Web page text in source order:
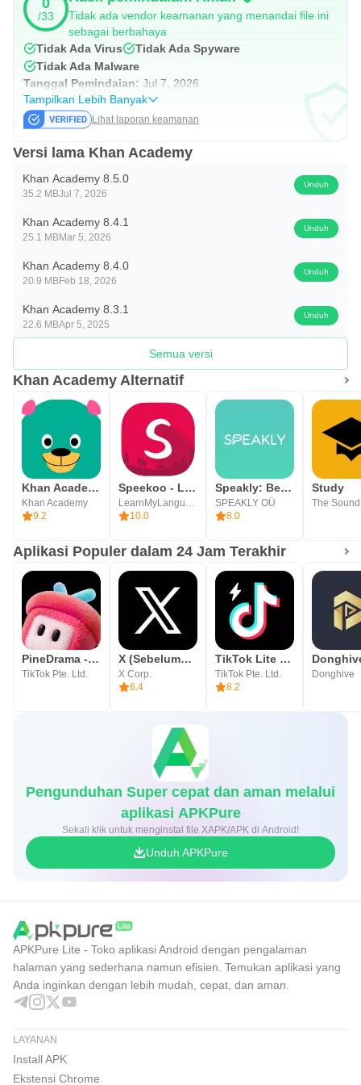
orang tua, sarana guru, dan sarana distrik dapat diakses
secara langsung di http://khanacademy.org.
Khan Academy adalah organisasi non-profit 501(c)(3)
dengan misi memberikan pendidikan kelas dunia secara
gratis kepada siapa pun, di mana pun.
0
/33
Tidak ada vendor keamanan yang menandai file ini
sebagai berbahaya
Tidak Ada Virus
Tidak Ada Spyware
Tidak Ada Malware
Tanggal Pemindaian: Jul 7, 2026
Tampilkan Lebih Banyak
Lihat laporan keamanan
Versi lama Khan Academy
Khan Academy 8.5.0
35.2 MBJul 7, 2026
Unduh
Khan Academy 8.4.1
25.1 MBMar 5, 2026
Unduh
Khan Academy 8.4.0
20.9 MBFeb 18, 2026
Unduh
Khan Academy 8.3.1
22.6 MBApr 5, 2025
Unduh
Semua versi
Khan Academy Alternatif
Khan Academy Kids
Khan Academy
9.2
Speekoo - Learn a language
10.0
Speakly: Belajar Bahasa Cepat
SPEAKLY OÜ
8.0
Study
Aplikasi Populer dalam 24 Jam Terakhir
PineDrama - Short Dramas
TikTok Pte. Ltd.
X (Sebelumnya Twitter)
X Corp.
6.4
TikTok Lite - Faster TikTok
TikTok Pte. Ltd.
8.2
Donghive
Pengunduhan Super cepat dan aman melalui
aplikasi APKPure
Sekali klik untuk menginstal file XAPK/APK di Android!
Unduh APKPure
APKPure Lite - Toko aplikasi Android dengan pengalaman
halaman yang sederhana namun efisien. Temukan aplikasi yang
Anda inginkan dengan lebih mudah, cepat, dan aman.
LAYANAN
Install APK
Ekstensi Chrome